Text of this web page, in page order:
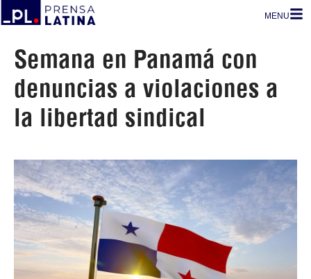
MENU
Semana en Panamá con
denuncias a violaciones a
la libertad sindical